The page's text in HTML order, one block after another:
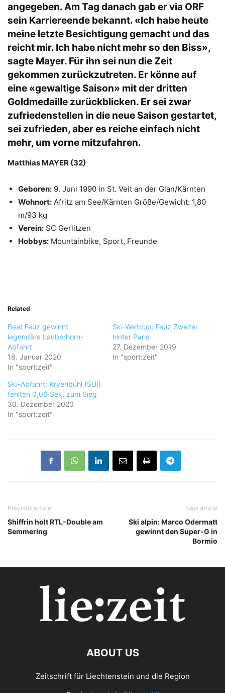
angegeben. Am Tag danach gab er via ORF
sein Karriereende bekannt. «Ich habe heute
meine letzte Besichtigung gemacht und das
reicht mir. Ich habe nicht mehr so den Biss»,
sagte Mayer. Für ihn sei nun die Zeit
gekommen zurückzutreten. Er könne auf
eine «gewaltige Saison» mit der dritten
Goldmedaille zurückblicken. Er sei zwar
zufriedenstellen in die neue Saison gestartet,
sei zufrieden, aber es reiche einfach nicht
mehr, um vorne mitzufahren.
Matthias MAYER (32)
Geboren: 9. Juni 1990 in St. Veit an der Glan/Kärnten
Wohnort: Afritz am See/Kärnten Größe/Gewicht: 1,80
m/93 kg
Verein: SC Gerlitzen
Hobbys: Mountainbike, Sport, Freunde
Related
Beat Feuz gewinnt
legendäre Lauberhorn-
Abfahrt
18. Januar 2020
In "sport:zeit"
Ski-Weltcup: Feuz Zweiter
hinter Paris
27. Dezember 2019
In "sport:zeit"
Ski-Abfahrt: Kryenbühl (SUI)
fehlten 0,06 Sek. zum Sieg
30. Dezember 2020
In "sport:zeit"
Previous article
Shiffrin holt RTL-Double am
Semmering
Next article
Ski alpin: Marco Odermatt
gewinnt den Super-G in
Bormio
ABOUT US
Zeitschrift für Liechtenstein und die Region